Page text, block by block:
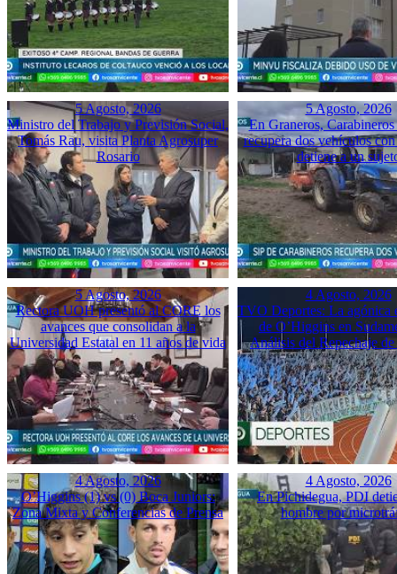
5 Agosto, 2026
Ministro del Trabajo y Previsión Social,
Tomás Rau, visita Planta Agrosuper
Rosario
5 Agosto, 2026
En Graneros,
recupera dos vehículos
detiene a un
5 Agosto, 2026
Rectora UOH presentó al CORE los
avances que consolidan a la
Universidad Estatal en 11 años de vida
4 Agosto, 2026
TVO Deportes: La agónica
de O’Higgins en
Análisis del Repechaje de
4 Agosto, 2026
O’Higgins (1) vs (0) Boca Juniors:
Zona Mixta y Conferencias de Prensa
4 Agosto, 2026
En Pichidegua, PDI
hombre por